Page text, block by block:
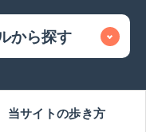
から探す
当サイトの歩き方